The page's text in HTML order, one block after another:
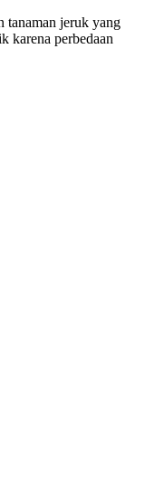
tanaman jeruk yang
karena perbedaan